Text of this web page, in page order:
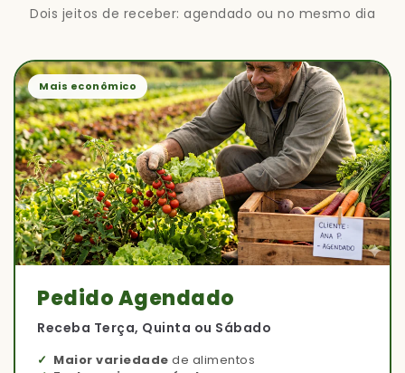
Dois jeitos de receber: agendado ou no mesmo dia
Mais econômico
Pedido Agendado
Receba Terça, Quinta ou Sábado
Maior variedade de alimentos